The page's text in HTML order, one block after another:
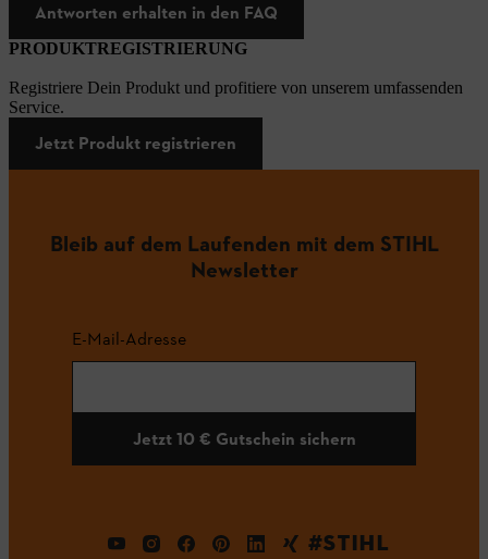
Antworten erhalten in den FAQ
PRODUKTREGISTRIERUNG
Registriere Dein Produkt und profitiere von unserem umfassenden
Service.
Jetzt Produkt registrieren
Bleib auf dem Laufenden mit dem STIHL
Newsletter
E-Mail-Adresse
Jetzt 10 € Gutschein sichern
#STIHL